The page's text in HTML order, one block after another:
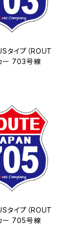
タイプ（ROUT
ー 703号線
タイプ（ROUT
ー 705号線